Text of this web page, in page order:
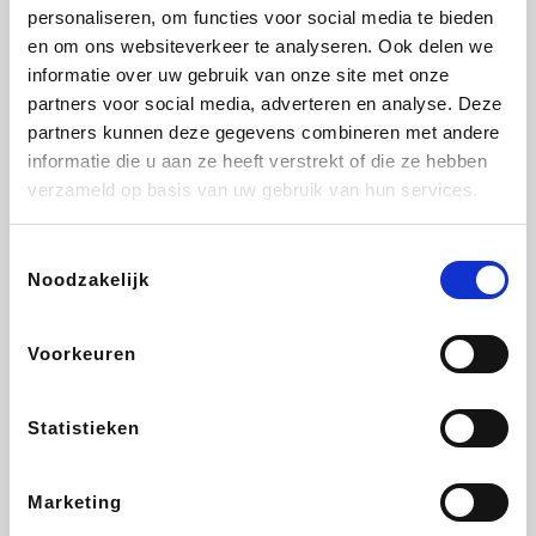
personaliseren, om functies voor social media te bieden
en om ons websiteverkeer te analyseren. Ook delen we
informatie over uw gebruik van onze site met onze
partners voor social media, adverteren en analyse. Deze
partners kunnen deze gegevens combineren met andere
informatie die u aan ze heeft verstrekt of die ze hebben
verzameld op basis van uw gebruik van hun services.
Noodzakelijk
Voorkeuren
Statistieken
Marketing
Vidaxl Lampenlicht.be Adidas Hotels.com
DectDirect
Brussels Airlines
ZEB Get Your Guide